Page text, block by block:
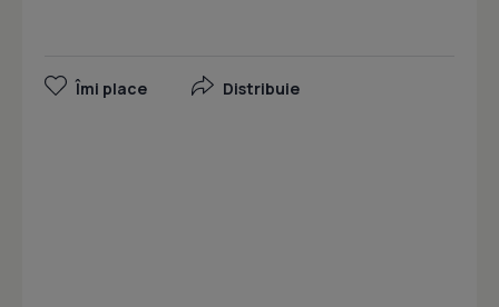
Îmi place Distribuie